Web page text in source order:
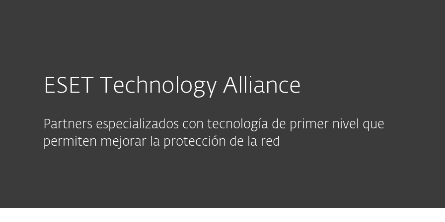
ESET Technology Alliance
Partners especializados con tecnología de primer nivel que
permiten mejorar la protección de la red